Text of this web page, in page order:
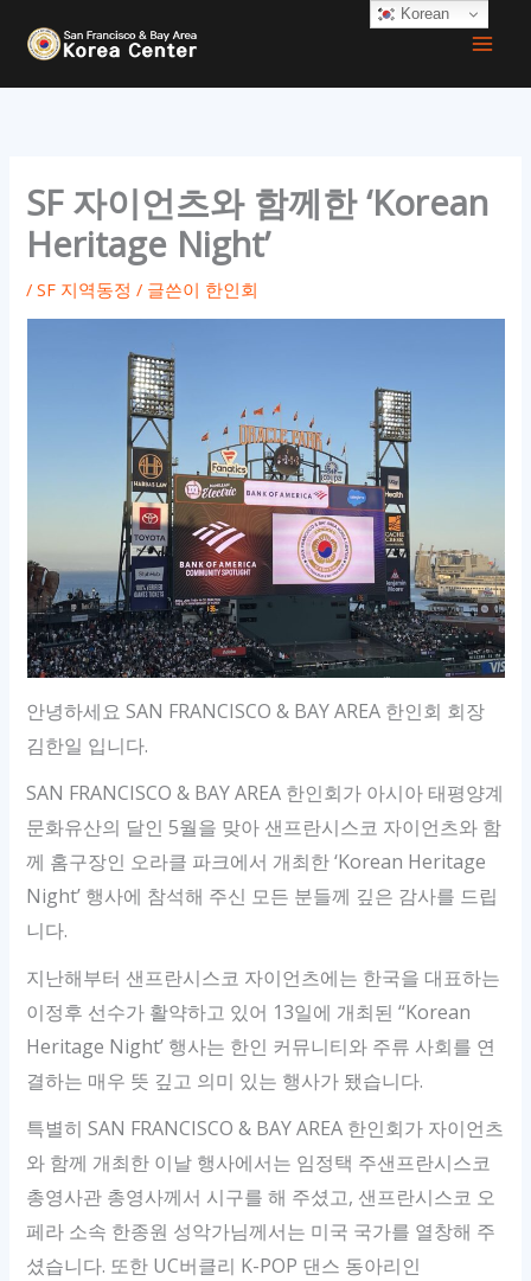
SF 자이언츠와 함께한 ‘Korean
Heritage Night’
/SF 지역동정 / 글쓴이 한인회
안녕하세요 SAN FRANCISCO & BAY AREA 한인회 회장
김한일 입니다.
SAN FRANCISCO & BAY AREA 한인회가 아시아 태평양계
문화유산의 달인 5월을 맞아 샌프란시스코 자이언츠와 함
께 홈구장인 오라클 파크에서 개최한 ‘Korean Heritage
Night’ 행사에 참석해 주신 모든 분들께 깊은 감사를 드립
니다.
지난해부터 샌프란시스코 자이언츠에는 한국을 대표하는
이정후 선수가 활약하고 있어 13일에 개최된 “Korean
Heritage Night’ 행사는 한인 커뮤니티와 주류 사회를 연
결하는 매우 뜻 깊고 의미 있는 행사가 됐습니다.
특별히 SAN FRANCISCO & BAY AREA 한인회가 자이언츠
와 함께 개최한 이날 행사에서는 임정택 주샌프란시스코
총영사관 총영사께서 시구를 해 주셨고, 샌프란시스코 오
페라 소속 한종원 성악가님께서는 미국 국가를 열창해 주
셨습니다. 또한 UC버클리 K-POP 댄스 동아리인
Korean